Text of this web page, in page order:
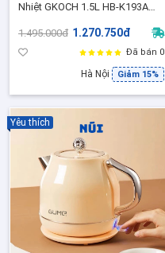
Nhiệt GKOCH 1.5L HB-K193A
Điều Khiển Strix Giữ Nhiệt 6 Giờ
1.495.000đ 1.270.750đ
Đã bán 0
Hà Nội Giảm 15%
Yêu thích